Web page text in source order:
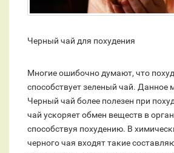
Черный чай для похудения
Многие ошибочно думают, что
способствует зеленый чай. Данное
Черный чай более полезен при
чай ускоряет обмен веществ в
способствуя похудению. В
черного чая входят такие